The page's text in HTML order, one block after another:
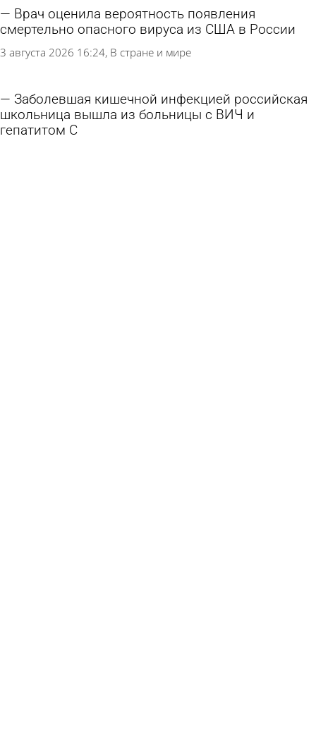
Врач оценила вероятность появления
смертельно опасного вируса из США в России
3 августа 2026 16:24 В стране и мире
Заболевшая кишечной инфекцией российская
школьница вышла из больницы с ВИЧ и
гепатитом С